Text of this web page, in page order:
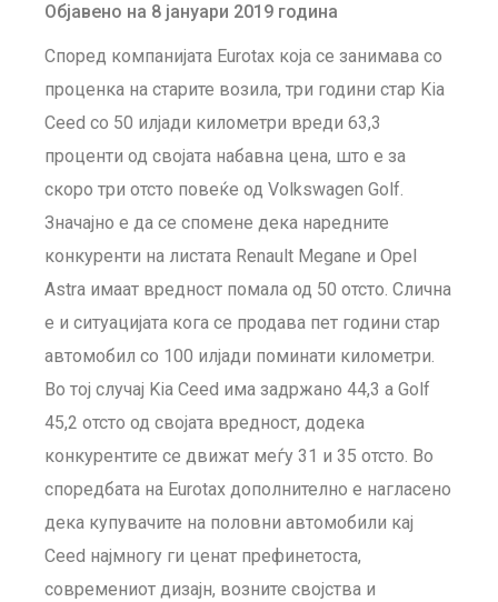
Објавено на 8 јануари 2019 година
Според компанијата Eurotax која се занимава со
проценка на старите возила, три години стар Kia
Ceed со 50 илјади километри вреди 63,3
проценти од својата набавна цена, што е за
скоро три отсто повеќе од Volkswagen Golf.
Значајно е да се спомене дека наредните
конкуренти на листата Renault Megane и Opel
Astra имаат вредност помала од 50 отсто. Слична
е и ситуацијата кога се продава пет години стар
автомобил со 100 илјади поминати километри.
Во тој случај Kia Ceed има задржано 44,3 а Golf
45,2 отсто од својата вредност, додека
конкурентите се движат меѓу 31 и 35 отсто. Во
споредбата на Eurotax дополнително е нагласено
дека купувачите на половни автомобили кај
Ceed најмногу ги ценат префинетоста,
современиот дизајн, возните својства и